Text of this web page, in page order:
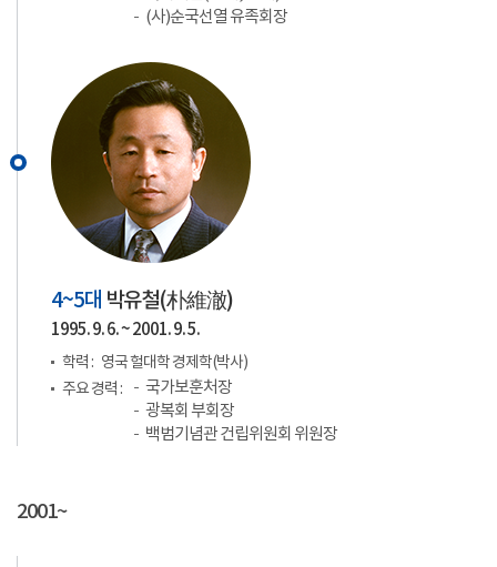
(사)순국선열 유족회장
4~5대 박유철(朴維澈)
1995. 9. 6. ~ 2001. 9. 5.
학력 : 영국 헐대학 경제학(박사)
주요 경력 :
국가보훈처장
광복회 부회장
백범기념관 건립위원회 위원장
2001~